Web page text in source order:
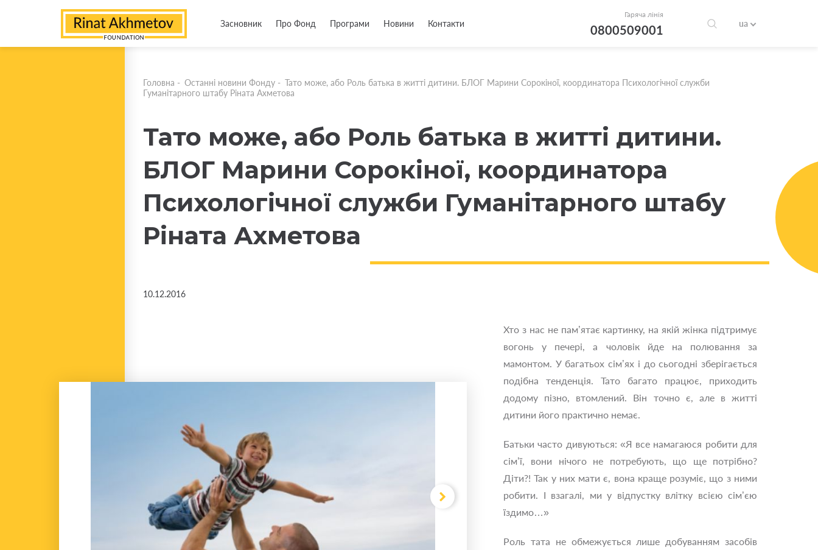
Засновник Про Фонд Програми Новини Контакти
Гаряча лінія
0800509001 ua
Головна - Останні новини Фонду - Тато може, або Роль батька в житті дитини. БЛОГ Марини Сорокіної, координатора Психологічної служби
Гуманітарного штабу Ріната Ахметова
Тато може, або Роль батька в житті дитини.
БЛОГ Марини Сорокіної, координатора
Психологічної служби Гуманітарного штабу
Ріната Ахметова
10.12.2016
Хто з нас не пам’ятає картинку, на якій жінка підтримує
вогонь у печері, а чоловік йде на полювання за
мамонтом. У багатьох сім’ях і до сьогодні зберігається
подібна тенденція. Тато багато працює, приходить
додому пізно, втомлений. Він точно є, але в житті
дитини його практично немає.
Батьки часто дивуються: «Я все намагаюся робити для
сім’ї, вони нічого не потребують, що ще потрібно?
Діти?! Так у них мати є, вона краще розуміє, що з ними
робити. І взагалі, ми у відпустку влітку всією сім’єю
їздимо…»
Роль тата не обмежується лише добуванням засобів